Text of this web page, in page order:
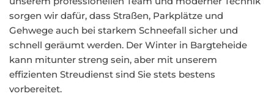
sorgen wir dafür, dass Straßen, Parkplätze und
Gehwege auch bei starkem Schneefall sicher und
schnell geräumt werden. Der Winter in Bargteheide
kann mitunter streng sein, aber mit unserem
effizienten Streudienst sind Sie stets bestens
vorbereitet.